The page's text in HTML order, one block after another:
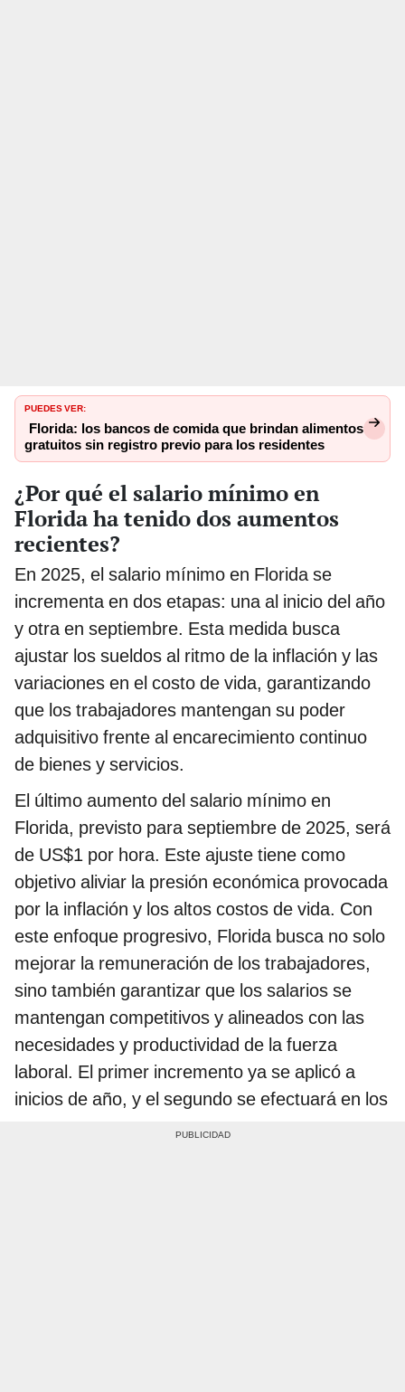
PUEDES VER:
Florida: los bancos de comida que brindan alimentos
gratuitos sin registro previo para los residentes
¿Por qué el salario mínimo en
Florida ha tenido dos aumentos
recientes?
En 2025, el salario mínimo en Florida se
incrementa en dos etapas: una al inicio del año
y otra en septiembre. Esta medida busca
ajustar los sueldos al ritmo de la inflación y las
variaciones en el costo de vida, garantizando
que los trabajadores mantengan su poder
adquisitivo frente al encarecimiento continuo
de bienes y servicios.
El último aumento del salario mínimo en
Florida, previsto para septiembre de 2025, será
de US$1 por hora. Este ajuste tiene como
objetivo aliviar la presión económica provocada
por la inflación y los altos costos de vida. Con
este enfoque progresivo, Florida busca no solo
mejorar la remuneración de los trabajadores,
sino también garantizar que los salarios se
mantengan competitivos y alineados con las
necesidades y productividad de la fuerza
laboral. El primer incremento ya se aplicó a
inicios de año, y el segundo se efectuará en los